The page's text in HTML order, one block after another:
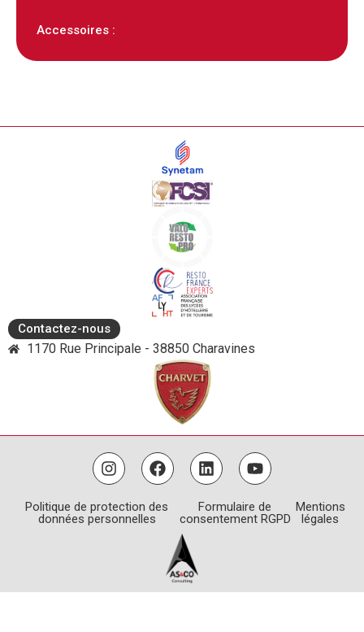
Accessoires :
Contactez-nous
1170 Rue Principale - 38850 Charavines
Politique de protection des
données personnelles
Formulaire de
consentement RGPD
Mentions
légales